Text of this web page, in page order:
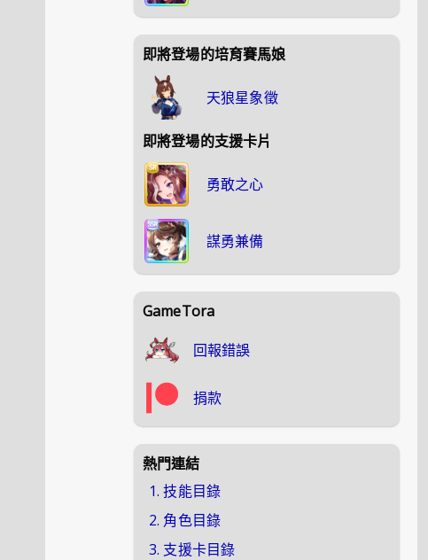
即將登場的培育賽馬娘
天狼星象徵
即將登場的支援卡片
勇敢之心
謀勇兼備
GameTora
回報錯誤
捐款
熱門連結
1. 技能目錄
2. 角色目錄
3. 支援卡目錄